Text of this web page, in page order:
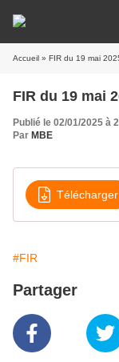
Accueil » FIR du 19 mai
FIR du 19 mai
Publié le 02/01/2025 à
Par MBE
Télécharger
#FIR
Partager